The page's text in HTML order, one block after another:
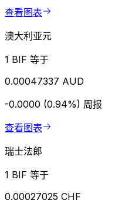
查看图表
澳大利亚元
1 BIF 等于
0.00047337 AUD
-0.0000 (0.94%) 周报
查看图表
瑞士法郎
1 BIF 等于
0.00027025 CHF